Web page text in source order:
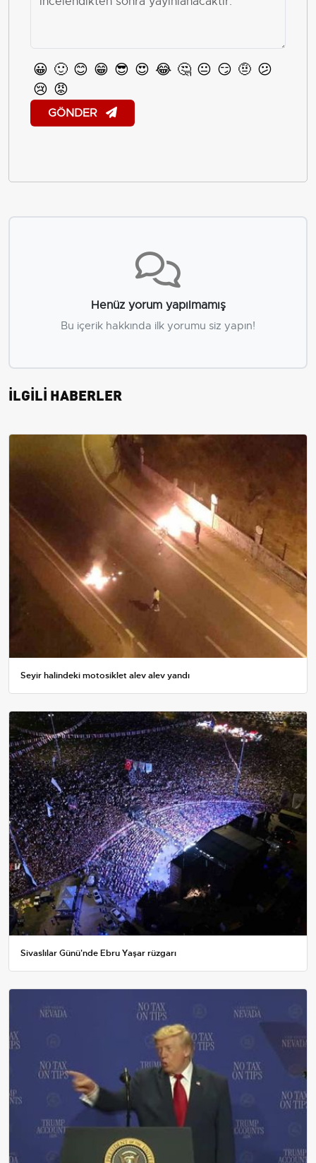
😀 🙂 😊 😁 😎 😍 😂 🤔 😐 😏 🤨 😕
😢 😡
GÖNDER
Henüz yorum yapılmamış
Bu içerik hakkında ilk yorumu siz yapın!
İLGİLİ HABERLER
Seyir halindeki motosiklet alev alev yandı
Sivaslılar Günü'nde Ebru Yaşar rüzgarı